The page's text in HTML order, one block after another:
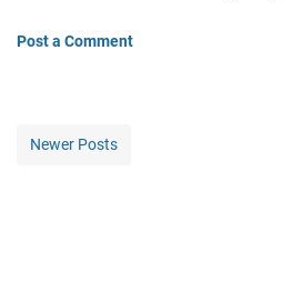
Post a Comment
Newer Posts